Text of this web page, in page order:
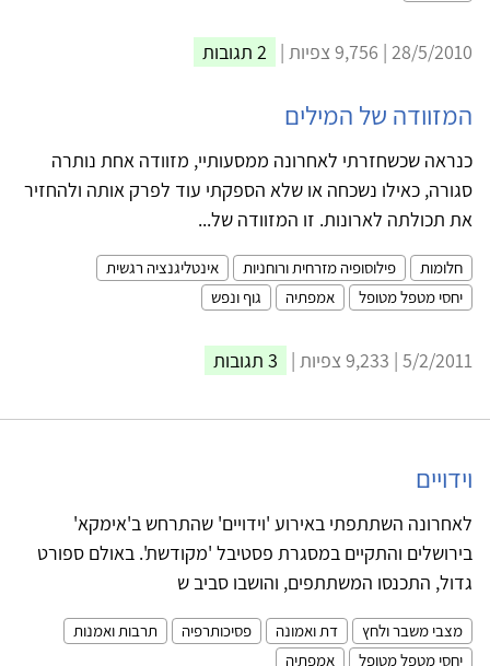
28/5/2010 | 9,756 צפיות | 2 תגובות
המזוודה של המילים
כנראה שכשחזרתי לאחרונה ממסעותיי, מזוודה אחת נותרה
סגורה, כאילו נשכחה או שלא הספקתי עוד לפרק אותה ולהחזיר
את תכולתה לארונות. זו המזוודה של...
חלומות פילוסופיה מזרחית ורוחניות
אינטליגנציה רגשית
יחסי מטפל מטופל
אמפתיה גוף ונפש
5/2/2011 | 9,233 צפיות | 3 תגובות
וידויים
לאחרונה השתתפתי באירוע 'וידויים' שהתרחש ב'אימקא'
בירושלים והתקיים במסגרת פסטיבל 'מקודשת'. באולם ספורט
גדול, התכנסו המשתתפים, והושבו סביב ש
מצבי משבר ולחץ דת ואמונה פסיכותרפיה
תרבות ואמנות
יחסי מטפל מטופל
אמפתיה